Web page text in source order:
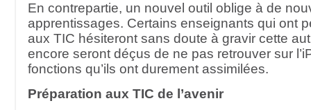
En contrepartie, un nouvel outil oblige à de
apprentissages. Certains enseignants qui ont
aux TIC hésiteront sans doute à gravir cette
encore seront déçus de ne pas retrouver sur
fonctions qu’ils ont durement assimilées.
Préparation aux TIC de l’avenir